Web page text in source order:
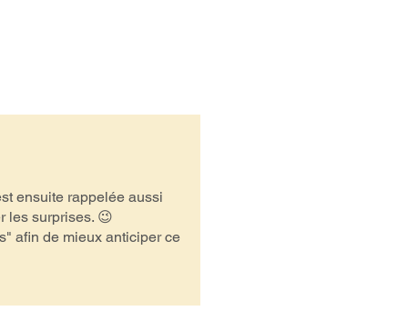
ensuite rappelée aussi
les surprises. 😉
afin de mieux anticiper ce